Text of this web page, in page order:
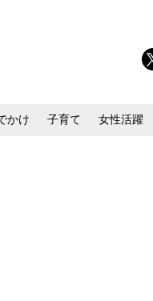
かけ 子育て 女性活躍